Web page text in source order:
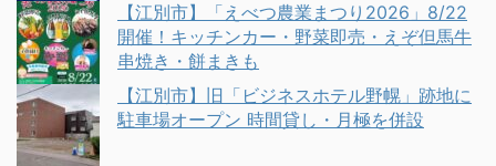
【江別市】「えべつ農業まつり2026」8/22
開催！キッチンカー・野菜即売・えぞ但馬牛
串焼き・餅まきも
【江別市】旧「ビジネスホテル野幌」跡地に
駐車場オープン 時間貸し・月極を併設